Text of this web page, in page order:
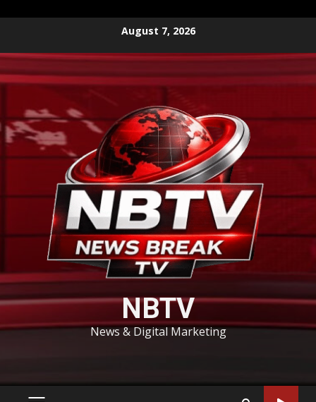
content
August 7, 2026
NBTV
News & Digital Marketing